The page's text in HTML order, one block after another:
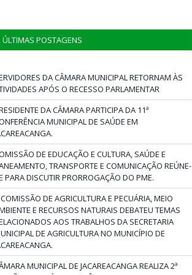
ÚLTIMAS POSTAGENS
DA CÂMARA MUNICIPAL RETORNAM ÀS
APÓS O RECESSO PARLAMENTAR
DA CÂMARA PARTICIPA DA 11ª
MUNICIPAL DE SAÚDE EM
DE EDUCAÇÃO E CULTURA, SAÚDE E
TRANSPORTE E COMUNICAÇÃO REÚNE-
PARA DISCUTIR PRORROGAÇÃO DO PME.
DE AGRICULTURA E PECUÁRIA, MEIO
E RECURSOS NATURAIS DEBATEU TEMAS
AOS TRABALHOS DA SECRETARIA
DE AGRICULTURA NO MUNICÍPIO DE
MUNICIPAL DE JACAREACANGA REALIZA 2ª